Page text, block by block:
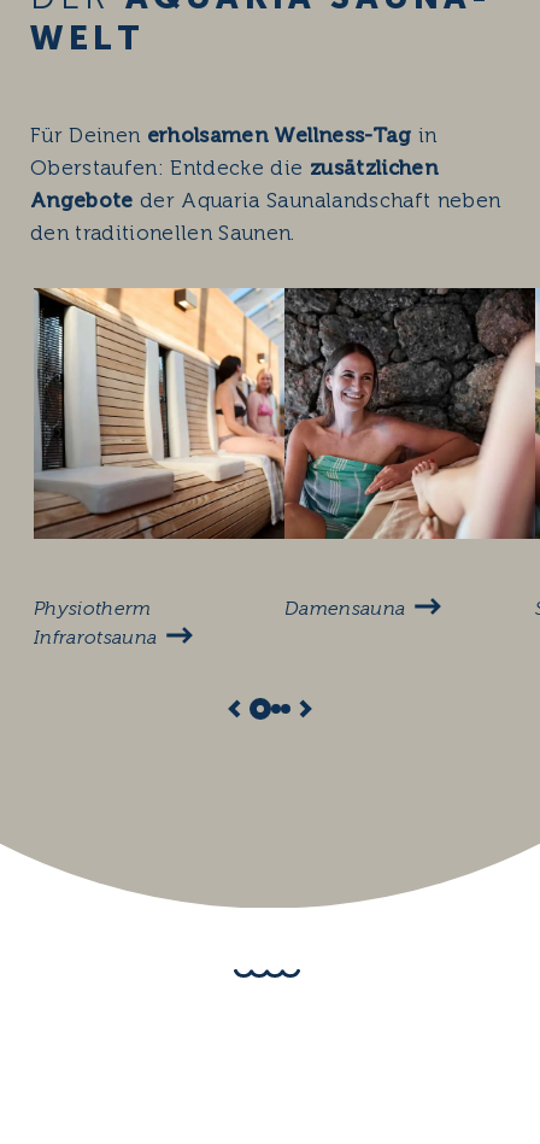
WELT
Für Deinen erholsamen Wellness-Tag in
Oberstaufen: Entdecke die zusätzlichen
Angebote der Aquaria Saunalandschaft neben
den traditionellen Saunen.
Physiotherm
Infrarotsauna
Damensauna